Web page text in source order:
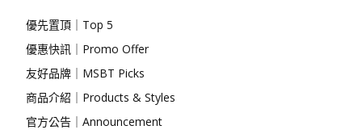
優先置頂｜Top 5
優惠快訊｜Promo Offer
友好品牌｜MSBT Picks
商品介紹｜Products & Styles
官方公告｜Announcement